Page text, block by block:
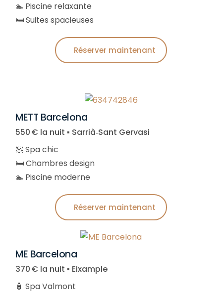
🏊 Piscine relaxante
🛏️ Suites spacieuses
Réserver maintenant
METT Barcelona
550 € la nuit ▪︎ Sarrià‑Sant Gervasi
🧖 Spa chic
🛏️ Chambres design
🏊 Piscine moderne
Réserver maintenant
ME Barcelona
370 € la nuit ▪︎ Eixample
🧴 Spa Valmont